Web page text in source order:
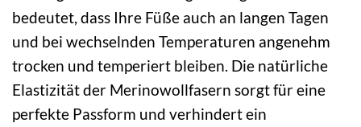
bedeutet, dass Ihre Füße auch an langen Tagen
und bei wechselnden Temperaturen angenehm
trocken und temperiert bleiben. Die natürliche
Elastizität der Merinowollfasern sorgt für eine
perfekte Passform und verhindert ein